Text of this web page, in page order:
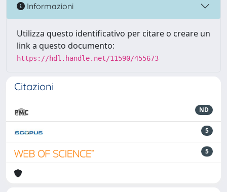
Informazioni
Utilizza questo identificativo per citare o creare un
link a questo documento:
https://hdl.handle.net/11590/455673
Citazioni
ND
5
5